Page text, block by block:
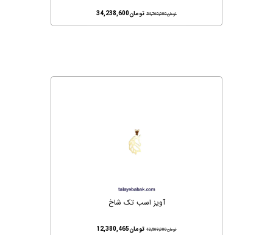
تومان34,760,000 تومان34,238,600
آویز اسب تک شاخ
تومان12,569,000 تومان12,380,465